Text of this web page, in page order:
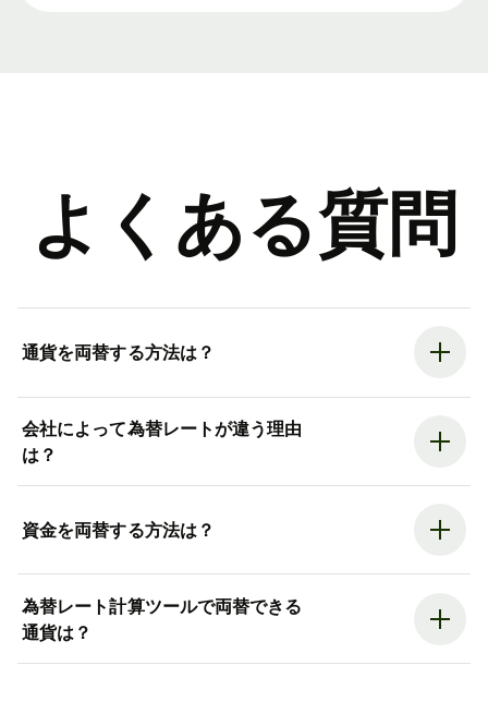
よくある質問
通貨を両替する方法は？
会社によって為替レートが違う理由
は？
資金を両替する方法は？
為替レート計算ツールで両替できる
通貨は？